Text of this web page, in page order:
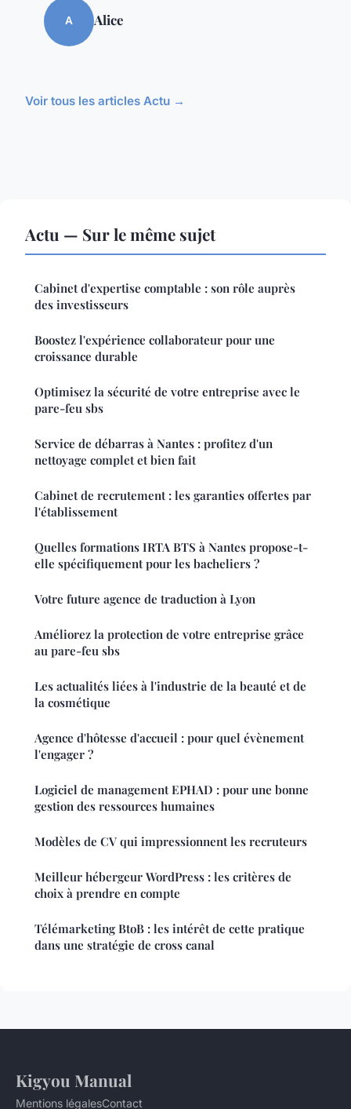
A Alice
Voir tous les articles Actu →
Actu — Sur le même sujet
Cabinet d'expertise comptable : son rôle auprès
des investisseurs
Boostez l'expérience collaborateur pour une
croissance durable
Optimisez la sécurité de votre entreprise avec le
pare-feu sbs
Service de débarras à Nantes : profitez d'un
nettoyage complet et bien fait
Cabinet de recrutement : les garanties offertes par
l'établissement
Quelles formations IRTA BTS à Nantes propose-t-
elle spécifiquement pour les bacheliers ?
Votre future agence de traduction à Lyon
Améliorez la protection de votre entreprise grâce
au pare-feu sbs
Les actualités liées à l'industrie de la beauté et de
la cosmétique
Agence d'hôtesse d'accueil : pour quel évènement
l'engager ?
Logiciel de management EPHAD : pour une bonne
gestion des ressources humaines
Modèles de CV qui impressionnent les recruteurs
Meilleur hébergeur WordPress : les critères de
choix à prendre en compte
Télémarketing BtoB : les intérêt de cette pratique
dans une stratégie de cross canal
Kigyou Manual
Mentions légalesContact